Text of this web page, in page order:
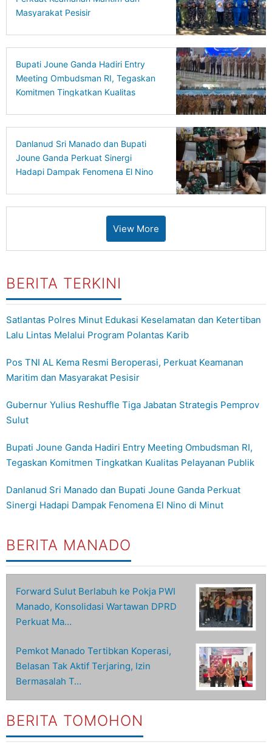
Masyarakat Pesisir
Bupati Joune Ganda Hadiri Entry
Meeting Ombudsman RI, Tegaskan
Komitmen Tingkatkan Kualitas
Danlanud Sri Manado dan Bupati
Joune Ganda Perkuat Sinergi
Hadapi Dampak Fenomena El Nino
View More
BERITA TERKINI
Satlantas Polres Minut Edukasi Keselamatan dan Ketertiban
Lalu Lintas Melalui Program Polantas Karib
Pos TNI AL Kema Resmi Beroperasi, Perkuat Keamanan
Maritim dan Masyarakat Pesisir
Gubernur Yulius Reshuffle Tiga Jabatan Strategis Pemprov
Sulut
Bupati Joune Ganda Hadiri Entry Meeting Ombudsman RI,
Tegaskan Komitmen Tingkatkan Kualitas Pelayanan Publik
Danlanud Sri Manado dan Bupati Joune Ganda Perkuat
Sinergi Hadapi Dampak Fenomena El Nino di Minut
BERITA MANADO
Forward Sulut Berlabuh ke Pokja PWI
Manado, Konsolidasi Wartawan DPRD
Perkuat Ma…
Pemkot Manado Tertibkan Koperasi,
Belasan Tak Aktif Terjaring, Izin
Bermasalah T…
BERITA TOMOHON